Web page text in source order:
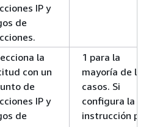
IP y
de
la
con un
de
IP y
de
1 para la
mayoría de los
casos. Si
configura la
instrucción